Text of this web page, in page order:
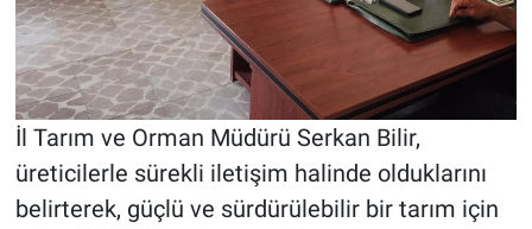
İl Tarım ve Orman Müdürü Serkan Bilir,
üreticilerle sürekli iletişim halinde olduklarını
belirterek, güçlü ve sürdürülebilir bir tarım için